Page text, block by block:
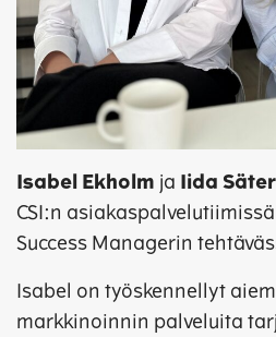
Isabel Ekholm ja Iida
CSI:n
Success Managerin
Isabel on työskennellyt
markkinoinnin palveluita